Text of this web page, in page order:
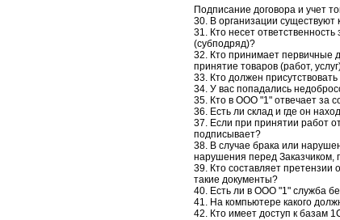
Подписание договора и учет
30. В организации
31. Кто несет
(субподряд)?
32. Кто принимает первичные
принятие товаров (работ,
33. Кто должен
34. У вас попадались
35. Кто в ООО "1" отвечает за
36. Есть ли склад и где он
37. Если при принятии работ
подписывает?
38. В случае брака или
нарушения перед
39. Кто составляет претензии
такие документы?
40. Есть ли в ООО "1" служба
41. На компьютере какого
42. Кто имеет доступ к базам